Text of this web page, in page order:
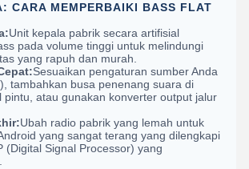
CARA MEMPERBAIKI BASS FLAT
Unit kepala pabrik secara artifisial
pada volume tinggi untuk melindungi
yang rapuh dan murah.
Sesuaikan pengaturan sumber Anda
tambahkan busa penenang suara di
pintu, atau gunakan konverter output jalur
Ubah radio pabrik yang lemah untuk
yang sangat terang yang dilengkapi
(Digital Signal Processor) yang